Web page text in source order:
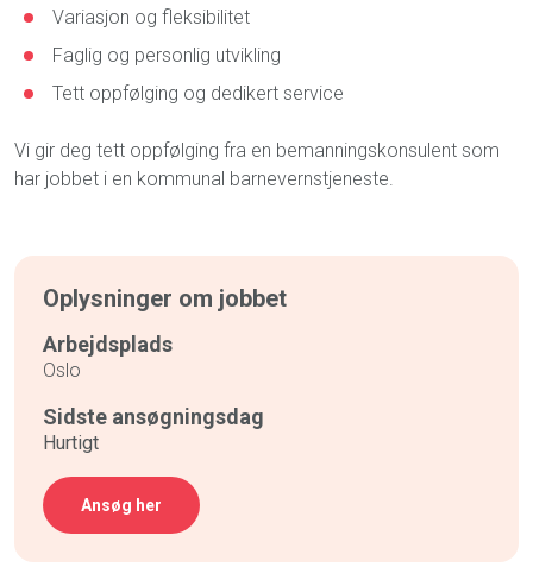
Variasjon og fleksibilitet
Faglig og personlig utvikling
Tett oppfølging og dedikert service
Vi gir deg tett oppfølging fra en bemanningskonsulent som
har jobbet i en kommunal barnevernstjeneste.
Oplysninger om jobbet
Arbejdsplads
Oslo
Sidste ansøgningsdag
Hurtigt
Ansøg her